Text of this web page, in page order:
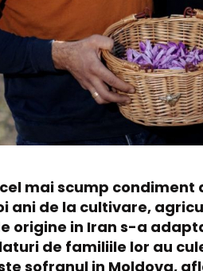
mai scump
ani de la cultivare,
origine in Iran s-a
de familiile lor au
sofranul in Moldova,